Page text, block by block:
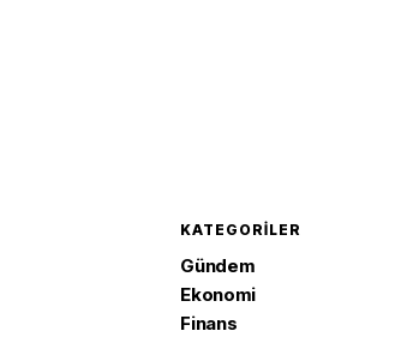
KATEGORILER
Gündem
Ekonomi
Finans